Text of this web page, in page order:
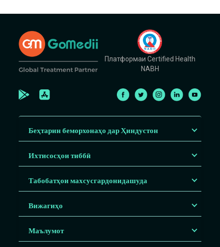
Платформаи Certified Health
NABH
Беҳтарин беморхонаҳо дар Ҳиндустон
Ихтисосҳои тиббӣ
Табобатҳои махсусгардонидашуда
Вижагиҳо
Маълумот